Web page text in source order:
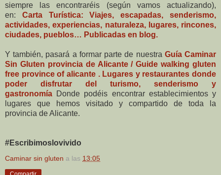
siempre las encontraréis (según vamos actualizando),
en: Carta Turística: Viajes, escapadas, senderismo,
actividades, experiencias, naturaleza, lugares, rincones,
ciudades, pueblos… Publicadas en blog.
Y también, pasará a formar parte de nuestra Guía Caminar
Sin Gluten provincia de Alicante / Guide walking gluten
free province of alicante . Lugares y restaurantes donde
poder disfrutar del turismo, senderismo y
gastronomía Donde podéis encontrar establecimientos y
lugares que hemos visitado y compartido de toda la
provincia de Alicante.
#Escribimoslovivido
Caminar sin gluten a las 13:05